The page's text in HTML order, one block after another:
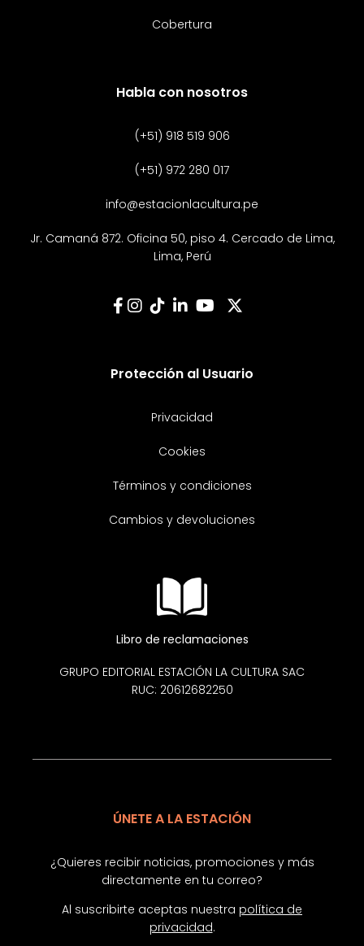
Cobertura
Habla con nosotros
(+51) 918 519 906
(+51) 972 280 017
info@estacionlacultura.pe
Jr. Camaná 872. Oficina 50, piso 4. Cercado de Lima,
Lima, Perú
Protección al Usuario
Privacidad
Cookies
Términos y condiciones
Cambios y devoluciones
Libro de reclamaciones
GRUPO EDITORIAL ESTACIÓN LA CULTURA SAC
RUC: 20612682250
ÚNETE A LA ESTACIÓN
¿Quieres recibir noticias, promociones y más
directamente en tu correo?
Al suscribirte aceptas nuestra política de
privacidad.